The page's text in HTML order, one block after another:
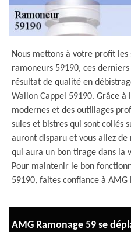
Nous mettons à votre profit
ramoneurs 59190, ces
résultat de qualité en
Wallon Cappel 59190. Grâce
modernes et des outillages
suies et bistres qui sont collés
auront disparu et vous allez
qui aura un bon tirage dans la
Pour maintenir le bon
59190, faites confiance à AMG
AMG Ramonage 59 se